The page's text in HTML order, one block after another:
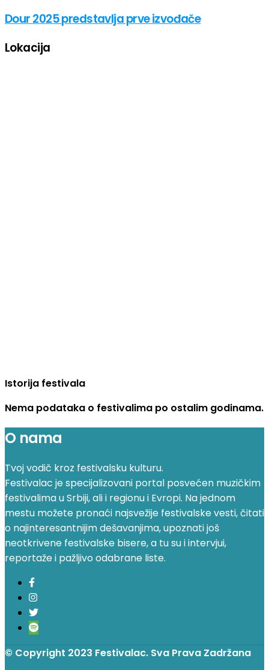
Dour 2025 predstavlja prve izvođače
Lokacija
Istorija festivala
Nema podataka o festivalima po ostalim godinama.
O nama
Tvoj vodič kroz festivalsku kulturu.
Festivalac je specijalizovani portal posvećen muzičkim
festivalima u Srbiji, ali i regionu i Evropi. Na jednom
mestu možete pronaći najsvežije festivalske vesti, čitati
o najinteresantnijim dešavanjima, upoznati još
neotkrivene festivalske bisere, a tu su i intervjui,
reportaže i pažljivo odabrane liste.
© Copyright 2023 Festivalac. Sva Prava Zadržana